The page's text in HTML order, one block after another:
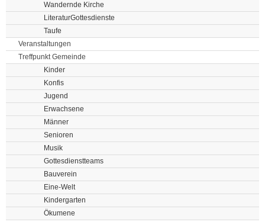
Wandernde Kirche
LiteraturGottesdienste
Taufe
Veranstaltungen
Treffpunkt Gemeinde
Kinder
Konfis
Jugend
Erwachsene
Männer
Senioren
Musik
Gottesdienstteams
Bauverein
Eine-Welt
Kindergarten
Ökumene